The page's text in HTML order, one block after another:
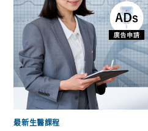
最新生醫課程